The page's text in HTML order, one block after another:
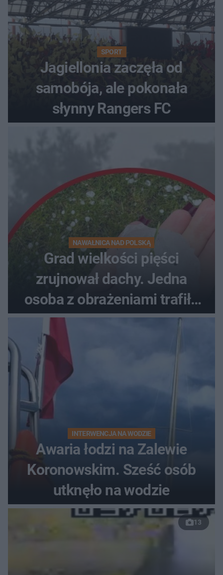
SPORT
Jagiellonia zaczęła od
samobója, ale pokonała
słynny Rangers FC
NAWAŁNICA NAD POLSKĄ
Grad wielkości pięści
zrujnował dachy. Jedna
osoba z obrażeniami trafiła
do szpitala
INTERWENCJA NA WODZIE
Awaria łodzi na Zalewie
Koronowskim. Sześć osób
utknęło na wodzie
13